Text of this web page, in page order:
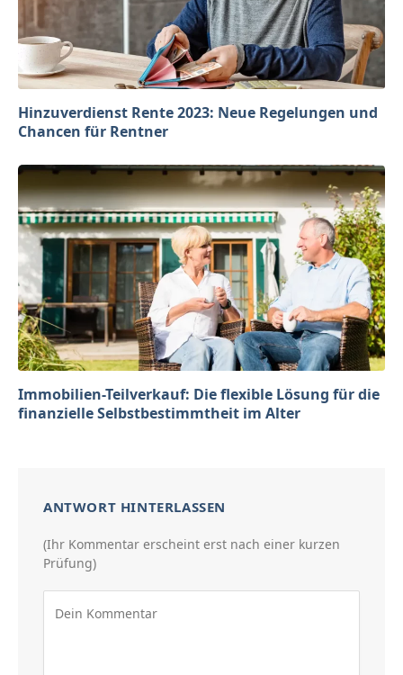
Hinzuverdienst Rente 2023: Neue Regelungen und
Chancen für Rentner
Immobilien-Teilverkauf: Die flexible Lösung für die
finanzielle Selbstbestimmtheit im Alter
ANTWORT HINTERLASSEN
(Ihr Kommentar erscheint erst nach einer kurzen
Prüfung)